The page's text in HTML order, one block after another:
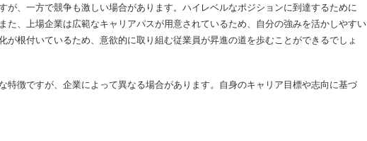
が、一方で競争も激しい場合があります。ハイレベルなポジションに到達するために
た、上場企業は広範なキャリアパスが用意されているため、自分の強みを活かしやすい
が根付いているため、意欲的に取り組む従業員が昇進の道を歩むことができるでしょ
特徴ですが、企業によって異なる場合があります。自身のキャリア目標や志向に基づ